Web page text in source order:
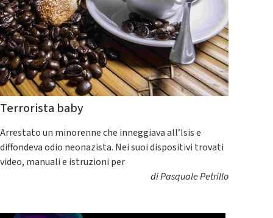
Terrorista baby
Arrestato un minorenne che inneggiava all’Isis e
diffondeva odio neonazista. Nei suoi dispositivi trovati
video, manuali e istruzioni per
diPasquale Petrillo